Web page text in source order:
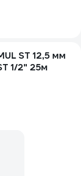
ST 12,5 мм
1/2" 25м